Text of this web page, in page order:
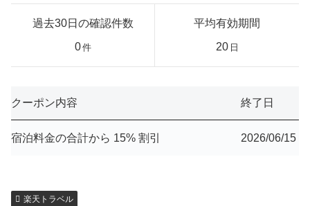
過去30日の確認件数
0件
平均有効期間
20 日
クーポン内容 終了日
宿泊料金の合計から 15% 割引 2026/06/15
楽天トラベル